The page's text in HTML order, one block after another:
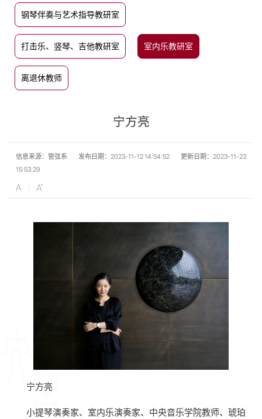
钢琴伴奏与艺术指导教研室
打击乐、竖琴、吉他教研室 室内乐教研室
离退休教师
宁方亮
信息来源：管弦系 发布日期：2023-11-12 14:54:52
更新日期：2023-11-23
15:53:29
宁方亮
小提琴演奏家、室内乐演奏家、中央音乐学院教师、琥珀